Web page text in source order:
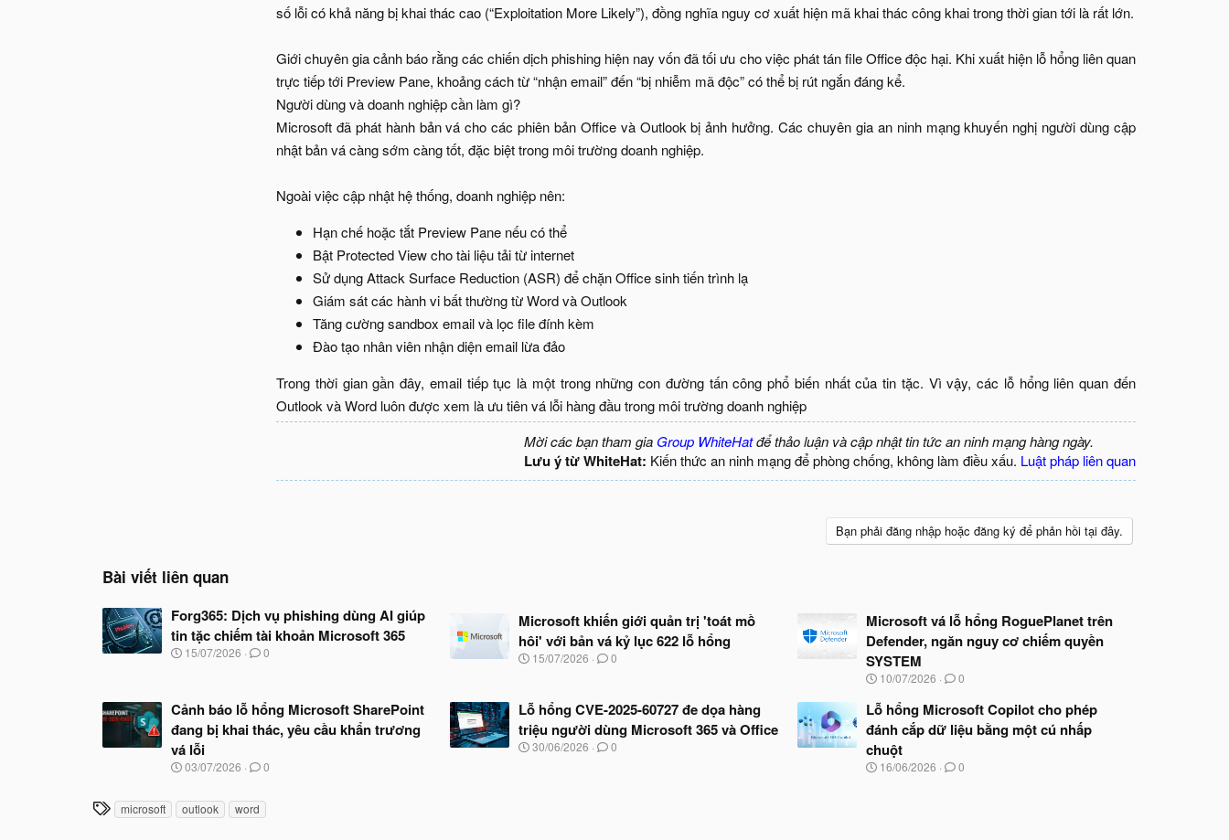
số lỗi có khả năng bị khai thác cao (“Exploitation More Likely”), đồng nghĩa nguy cơ xuất hiện mã khai thác công khai trong thời gian tới là rất lớn.
Giới chuyên gia cảnh báo rằng các chiến dịch phishing hiện nay vốn đã tối ưu cho việc phát tán file Office độc hại. Khi xuất hiện lỗ hổng liên quan
trực tiếp tới Preview Pane, khoảng cách từ “nhận email” đến “bị nhiễm mã độc” có thể bị rút ngắn đáng kể.
Người dùng và doanh nghiệp cần làm gì?
Microsoft đã phát hành bản vá cho các phiên bản Office và Outlook bị ảnh hưởng. Các chuyên gia an ninh mạng khuyến nghị người dùng cập
nhật bản vá càng sớm càng tốt, đặc biệt trong môi trường doanh nghiệp.
Ngoài việc cập nhật hệ thống, doanh nghiệp nên:​
Hạn chế hoặc tắt Preview Pane nếu có thể​
Bật Protected View cho tài liệu tải từ internet​
Sử dụng Attack Surface Reduction (ASR) để chặn Office sinh tiến trình lạ​
Giám sát các hành vi bất thường từ Word và Outlook​
Tăng cường sandbox email và lọc file đính kèm​
Đào tạo nhân viên nhận diện email lừa đảo​
Trong thời gian gần đây, email tiếp tục là một trong những con đường tấn công phổ biến nhất của tin tặc. Vì vậy, các lỗ hổng liên quan đến
Outlook và Word luôn được xem là ưu tiên vá lỗi hàng đầu trong môi trường doanh nghiệp​
Mời các bạn tham gia Group WhiteHatđể thảo luận và cập nhật tin tức an ninh mạng hàng ngày.
Lưu ý từ WhiteHat: Kiến thức an ninh mạng để phòng chống, không làm điều xấu. Luật pháp liên quan
Bạn phải đăng nhập hoặc đăng ký để phản hồi tại đây.
Bài viết liên quan
Forg365: Dịch vụ phishing dùng AI giúp
tin tặc chiếm tài khoản Microsoft 365
N
b
ắ
t
đ
ầ
15/07/2026 0
Microsoft khiến giới quản trị 'toát mồ
hôi' với bản vá kỷ lục 622 lỗ hổng
N
y
b
ắ
t
15/07/2026 0
Microsoft vá lỗ hổng RoguePlanet trên
Defender, ngăn nguy cơ chiếm quyền
SYSTEM
N
à
b
ắ
t
10/07/2026 0
Cảnh báo lỗ hổng Microsoft SharePoint
đang bị khai thác, yêu cầu khẩn trương
vá lỗi
N
y
03/07/2026 0
Lỗ hổng CVE-2025-60727 đe dọa hàng
triệu người dùng Microsoft 365 và Office
N
30/06/2026 0
Lỗ hổng Microsoft Copilot cho phép
đánh cắp dữ liệu bằng một cú nhấp
chuột
N
16/06/2026 0
Tmicrosoft outlook word